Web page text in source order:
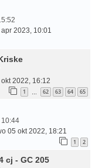
2023, 10:01
2022, 16:12
1 … 62 63 64 65
05 okt 2022, 18:21
1 2
cj - GC 205